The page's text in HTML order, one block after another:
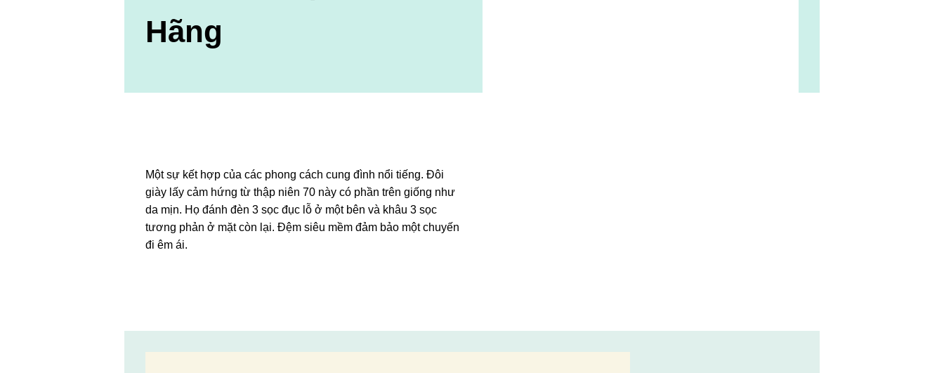
Hãng
Một sự kết hợp của các phong cách cung đình nổi tiếng. Đôi
giày lấy cảm hứng từ thập niên 70 này có phần trên giống như
da mịn. Họ đánh đèn 3 sọc đục lỗ ở một bên và khâu 3 sọc
tương phản ở mặt còn lại. Đệm siêu mềm đảm bảo một chuyến
đi êm ái.